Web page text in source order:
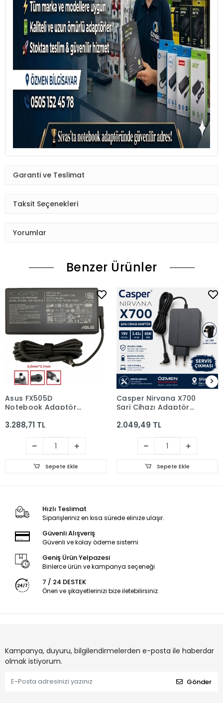
Garanti ve Teslimat
Taksit Seçenekleri
Yorumlar
Benzer Ürünler
Asus FX505D
Notebook Adaptör
150W)
3.288,71 TL
Sepete Ekle
Casper Nirvana X700
Şarj Cihazı Adaptör
2.049,49 TL
Sepete Ekle
Hızlı Teslimat
Siparişleriniz en kısa sürede elinize ulaşır.
Güvenli Alışveriş
Güvenli ve kolay ödeme sistemi
Geniş Ürün Yelpazesi
Binlerce ürün ve kampanya seçeneği
7 / 24 DESTEK
Öneri ve şikayetlerinizi bize iletebilirsiniz.
Kampanya, duyuru, bilgilendirmelerden e-posta ile haberdar
olmak istiyorum.
Gönder